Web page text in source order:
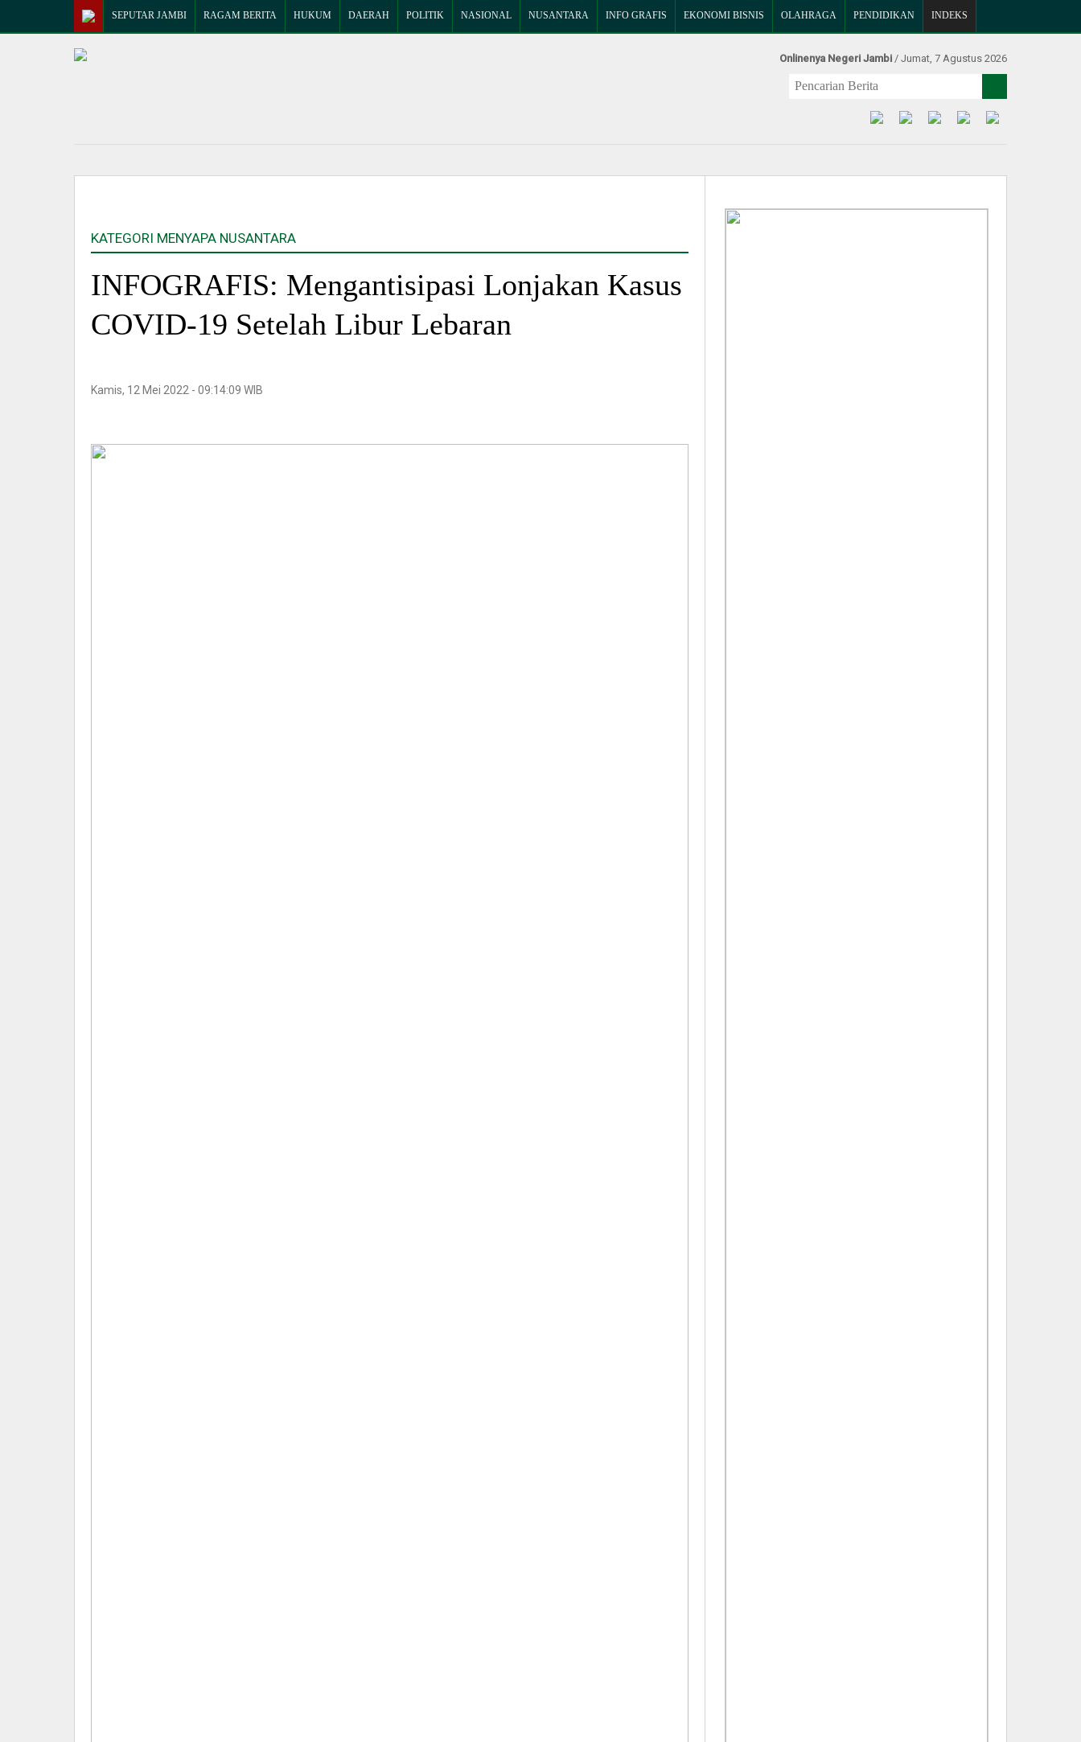
SEPUTAR JAMBI RAGAM BERITA HUKUM DAERAH POLITIK NASIONAL NUSANTARA INFO GRAFIS EKONOMI BISNIS OLAHRAGA PENDIDIKAN INDEKS
Onlinenya Negeri Jambi / Jumat, 7 Agustus 2026
KATEGORI MENYAPA NUSANTARA
INFOGRAFIS: Mengantisipasi Lonjakan Kasus
COVID-19 Setelah Libur Lebaran
Kamis, 12 Mei 2022 - 09:14:09 WIB